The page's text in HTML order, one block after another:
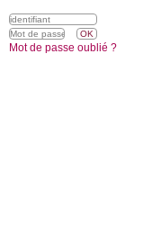
Mot de passe oublié ?